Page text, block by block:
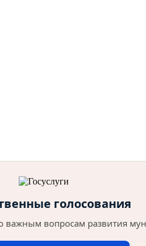
голосования
важным вопросам развития